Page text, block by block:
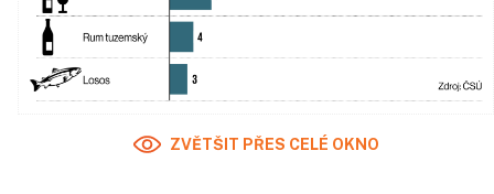
ZVĚTŠIT PŘES CELÉ OKNO